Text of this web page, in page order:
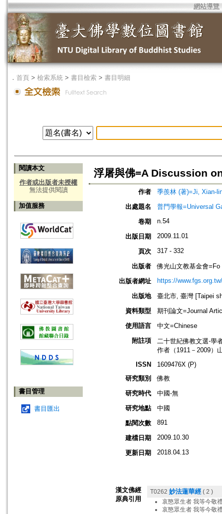
網站導覽
． 首頁 > 檢索系統 > 書目檢索 > 書目明細
閱讀本文
作者或出版者未授權
無法提供閱讀
加值服務
書目管理
書目匯出
浮屠與佛=A Discussion
作者
季羨林 (著)=Ji, Xian-
出處題名
普門學報=Universal
卷期
n.54
出版日期 2009.11.01
頁次 317 - 332
出版者
佛光山文教基金會
出版者網址
https://www.fgs.org.tw/
出版地
臺北市, 臺灣 [Taipei
資料類型
期刊論文=Journal
使用語言
中文=Chinese
附註項
二十世紀佛教文選‧學
作者（1911－2009）
ISSN
1609476X (P)
研究類別
佛教
研究時代
中國-無
研究地點
中國
點閱次數
891
建檔日期 2009.10.30
更新日期 2018.04.13
漢文佛經
原典引用
T0262 妙法蓮華經 ( 2 )
哀愍眾生者 我等今敬
哀愍眾生者 我等今敬